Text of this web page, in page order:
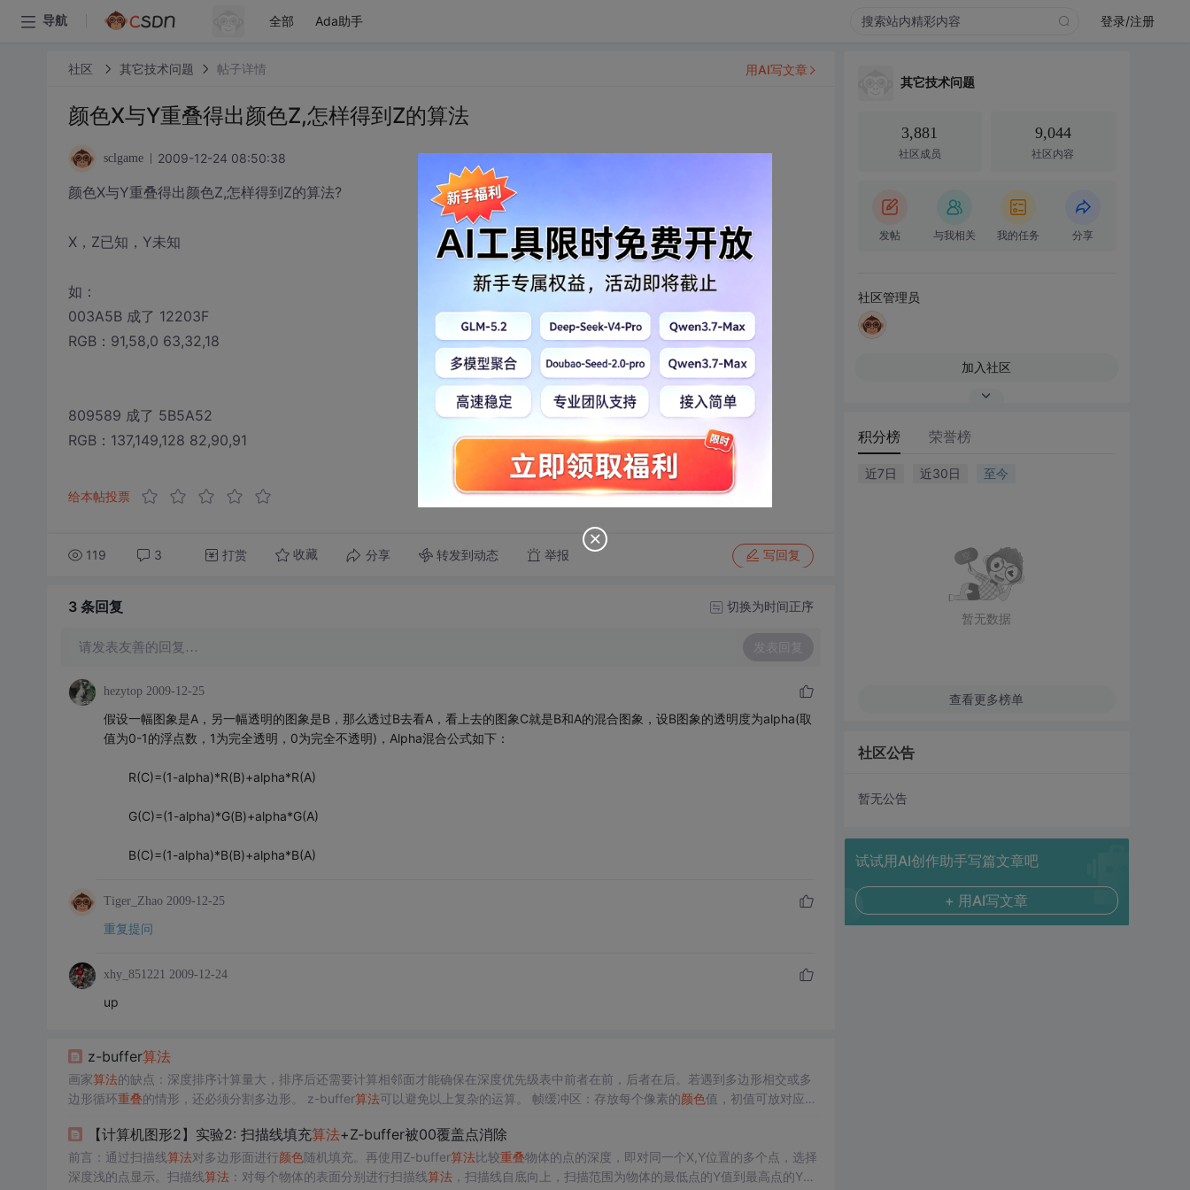
导航 全部 Ada助手 登录/注册
社区 其它技术问题 帖子详情
颜色X与Y重叠得出颜色Z,怎样得到Z的算法
sclgame 2009-12-24 08:50:38
颜色X与Y重叠得出颜色Z,怎样得到Z的算法?
X，Z已知，Y未知
如：
003A5B 成了 12203F
RGB：91,58,0 63,32,18
809589 成了 5B5A52
RGB：137,149,128 82,90,91
给本帖投票
119 3 打赏 收藏 分享 转发到动态 举报 写回复
用AI写文章
3 条回复 切换为时间正序
请发表友善的回复… 发表回复
hezytop 2009-12-25
假设一幅图象是A，另一幅透明的图象是B，那么透过B去看A，看上去的图象C就是B和A的混合图象，设B图象的透明度为alpha(取
值为0-1的浮点数，1为完全透明，0为完全不透明)，Alpha混合公式如下：
R(C)=(1-alpha)*R(B)+alpha*R(A)
G(C)=(1-alpha)*G(B)+alpha*G(A)
B(C)=(1-alpha)*B(B)+alpha*B(A)
Tiger_Zhao 2009-12-25
重复提问
xhy_851221 2009-12-24
up
z-buffer算法
画家算法的缺点：深度排序计算量大，排序后还需要计算相邻面才能确保在深度优先级表中前者在前，后者在后。若遇到多边形相交或多
边形循环重叠的情形，还必须分割多边形。 z-buffer算法可以避免以上复杂的运算。 帧缓冲区：存放每个像素的颜色值，初值可放对应背
值的过程。在把显示对象的每个面上的每个点的颜色填入帧缓冲区之前，先把这点的z值和z缓冲区相应单元的值进行比较，如果前者更大
就改变帧缓冲
【计算机图形2】实验2: 扫描线填充算法+Z-buffer被00覆盖点消除
前言：通过扫描线算法对多边形面进行颜色随机填充。再使用Z-buffer算法比较重叠物体的点的深度，即对同一个X,Y位置的多个点，选择
深度浅的点显示。扫描线算法：对每个物体的表面分别进行扫描线算法，扫描线自底向上，扫描范围为物体的最低点的Y值到最高点的Y
其它技术问题
3,881
社区成员
9,044
社区内容
发帖 与我相关 我的任务 分享
社区管理员
加入社区
积分榜 荣誉榜
近7日 近30日 至今
暂无数据
查看更多榜单
社区公告
暂无公告
试试用AI创作助手写篇文章吧
+ 用AI写文章